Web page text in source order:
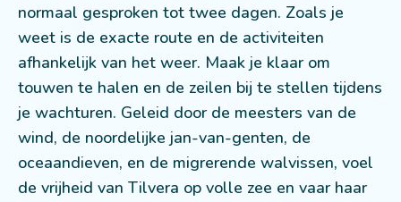
normaal gesproken tot twee dagen. Zoals je
weet is de exacte route en de activiteiten
afhankelijk van het weer. Maak je klaar om
touwen te halen en de zeilen bij te stellen tijdens
je wachturen. Geleid door de meesters van de
wind, de noordelijke jan-van-genten, de
oceaandieven, en de migrerende walvissen, voel
de vrijheid van Tilvera op volle zee en vaar haar